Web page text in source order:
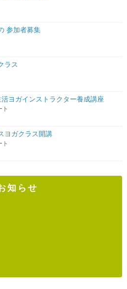
参加者募集
ラス
ヨガインストラクター養成講座
ト
ヨガクラス開講
ト
知らせ